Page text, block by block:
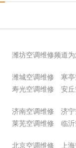
潍坊空调维修频道
潍城空调维修 寒
寿光空调维修
安
济南空调维修 济
莱芜空调维修
临
北京空调维修 上